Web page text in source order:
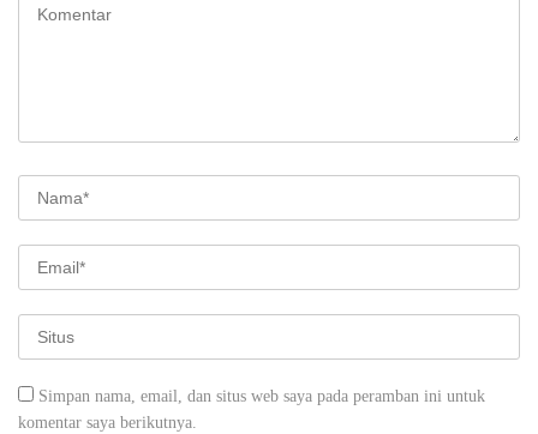
Simpan nama, email, dan situs web saya pada peramban ini untuk
komentar saya berikutnya.